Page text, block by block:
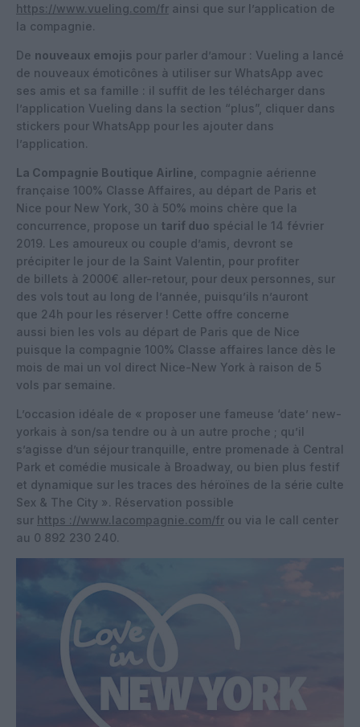
https://www.vueling.com/fr ainsi que sur l’application de
la compagnie.
De nouveaux emojis pour parler d’amour : Vueling a lancé
de nouveaux émoticônes à utiliser sur WhatsApp avec
ses amis et sa famille : il suffit de les télécharger dans
l’application Vueling dans la section “plus”, cliquer dans
stickers pour WhatsApp pour les ajouter dans
l’application.
La Compagnie Boutique Airline , compagnie aérienne
française 100% Classe Affaires, au départ de Paris et
Nice pour New York, 30 à 50% moins chère que la
concurrence, propose un tarif duo spécial le 14 février
2019. Les amoureux ou couple d’amis, devront se
précipiter le jour de la Saint Valentin, pour profiter
de billets à 2000€ aller-retour, pour deux personnes, sur
des vols tout au long de l’année, puisqu’ils n’auront
que 24h pour les réserver ! Cette offre concerne
aussi bien les vols au départ de Paris que de Nice
puisque la compagnie 100% Classe affaires lance dès le
mois de mai un vol direct Nice-New York à raison de 5
vols par semaine.
L’occasion idéale de « proposer une fameuse ‘date’ new-
yorkais à son/sa tendre ou à un autre proche ; qu’il
s’agisse d’un séjour tranquille, entre promenade à Central
Park et comédie musicale à Broadway, ou bien plus festif
et dynamique sur les traces des héroïnes de la série culte
Sex & The City ». Réservation possible
sur https ://www.lacompagnie.com/fr ou via le call center
au 0 892 230 240.